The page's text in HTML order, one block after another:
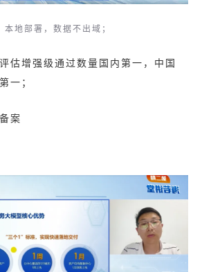
地部署，数据不出域；
估增强级通过数量国内第一，中国
一；
案